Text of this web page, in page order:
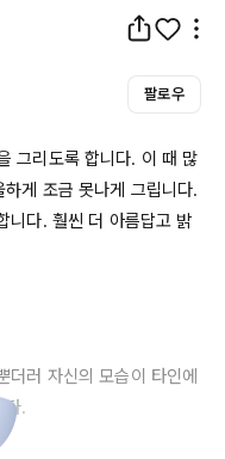
팔로우
그리도록 합니다. 이 때 많
게 조금 못나게 그립니다.
니다. 훨씬 더 아름답고 밝
더러 자신의 모습이 타인에
다.